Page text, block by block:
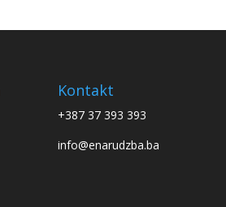
Kontakt
+387 37 393 393
info@enarudzba.ba